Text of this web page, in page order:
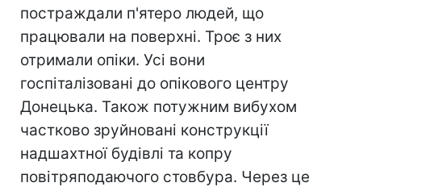
постраждали п'ятеро людей, що
працювали на поверхні. Троє з них
отримали опіки. Усі вони
госпіталізовані до опікового центру
Донецька. Також потужним вибухом
частково зруйновані конструкції
надшахтної будівлі та копру
повітряподаючого стовбура. Через це